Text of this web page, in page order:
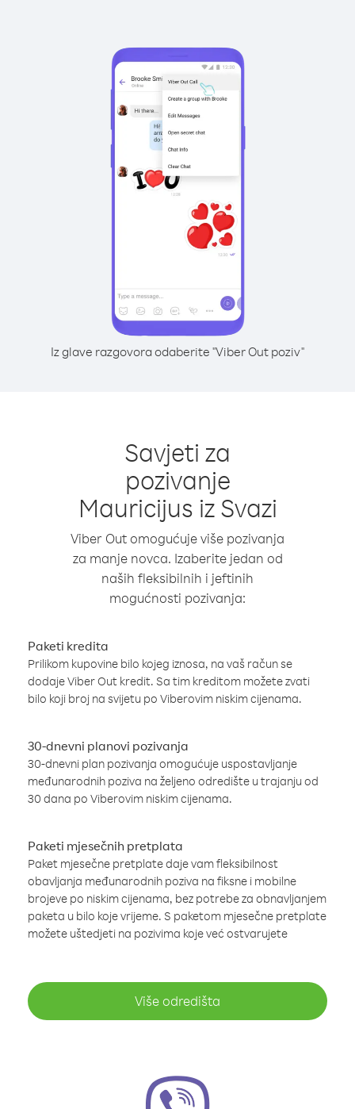
Iz glave razgovora odaberite "Viber Out poziv"
Savjeti za
pozivanje
Mauricijus iz Svazi
Viber Out omogućuje više pozivanja
za manje novca. Izaberite jedan od
naših fleksibilnih i jeftinih
mogućnosti pozivanja:
Paketi kredita
Prilikom kupovine bilo kojeg iznosa, na vaš račun se
dodaje Viber Out kredit. Sa tim kreditom možete zvati
bilo koji broj na svijetu po Viberovim niskim cijenama.
30-dnevni planovi pozivanja
30-dnevni plan pozivanja omogućuje uspostavljanje
međunarodnih poziva na željeno odredište u trajanju od
30 dana po Viberovim niskim cijenama.
Paketi mjesečnih pretplata
Paket mjesečne pretplate daje vam fleksibilnost
obavljanja međunarodnih poziva na fiksne i mobilne
brojeve po niskim cijenama, bez potrebe za obnavljanjem
paketa u bilo koje vrijeme. S paketom mjesečne pretplate
možete uštedjeti na pozivima koje već ostvarujete
Više odredišta